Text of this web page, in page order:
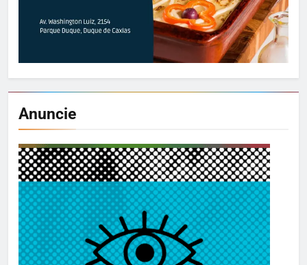
Anuncie